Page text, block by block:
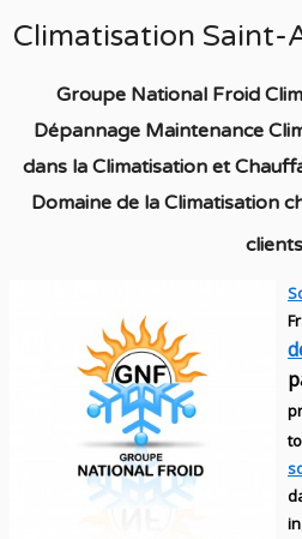
Climatisation Saint-
Groupe National Froid
Dépannage Maintenance
dans la Climatisation et
Domaine de la Climatisation